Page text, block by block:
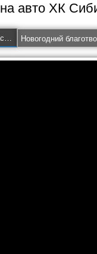
авто ХК
HC Sibir` Master-show/Мастер-шоу ХК «Сибирь».